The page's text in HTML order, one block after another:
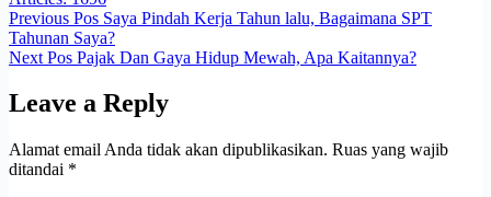
Previous Pos Saya Pindah Kerja Tahun lalu, Bagaimana SPT
Tahunan Saya?
Next Pos Pajak Dan Gaya Hidup Mewah, Apa Kaitannya?
Leave a Reply
Alamat email Anda tidak akan dipublikasikan. Ruas yang wajib
ditandai *